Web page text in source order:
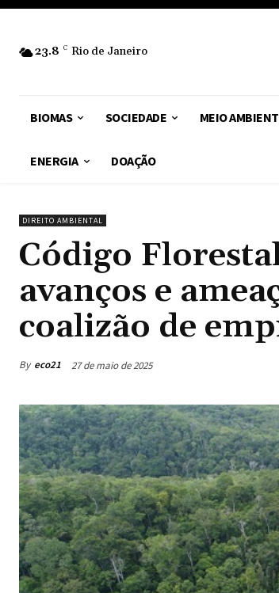
23.8 C Rio de Janeiro
BIOMAS SOCIEDADE MEIO
ENERGIA DOAÇÃO
DIREITO AMBIENTAL
Código
avanços e
coalizão de
By eco21 27 de maio de 2025